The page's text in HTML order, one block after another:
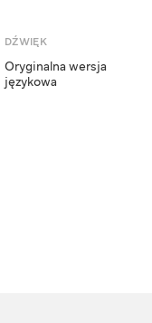
DŹWIĘK
Oryginalna wersja
językowa